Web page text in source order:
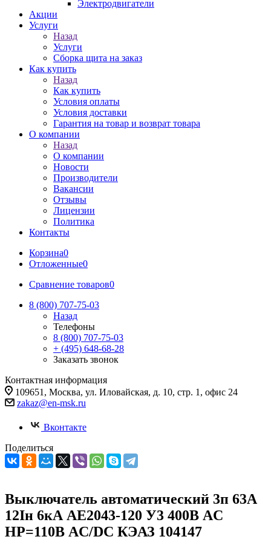
Электродвигатели
Акции
Услуги
Назад
Услуги
Сборка щита на заказ
Как купить
Назад
Как купить
Условия оплаты
Условия доставки
Гарантия на товар и возврат товара
О компании
Назад
О компании
Новости
Производители
Вакансии
Отзывы
Лицензии
Политика
Контакты
Корзина0
Отложенные0
Сравнение товаров0
8 (800) 707-75-03
Назад
Телефоны
8 (800) 707-75-03
+ (495) 648-68-28
Заказать звонок
Контактная информация
109651, Москва, ул. Иловайская, д. 10, стр. 1, офис 24
zakaz@en-msk.ru
Вконтакте
Поделиться
Выключатель автоматический 3п 63А
12Iн 6кА АЕ2043-120 У3 400В AC
НР=110В AC/DC КЭАЗ 104147